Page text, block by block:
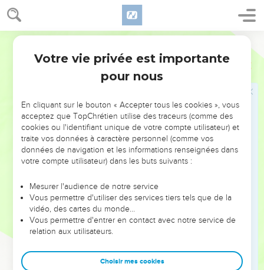
Esaïe 29
clair.
19 Les gens sans importance trouveront une joie de plus en
de joie à cause du Dieu saint d’Israël.
En effet, ce sera la fin des dictateurs, et les orgueilleux
disparaîtront. Ils seront supprimés, ceux qui cherchent à faire
du mal aux autres,
qui accusent quelqu’un faussement, qui tendent des
pièges aux juges, qui font condamner un innocent.
C’est pourquoi, voici la parole que le SEIGNEUR, lui qui a
le peuple de Jacob ne sera plus déçu, il ne sera plus couvert
de honte.
En effet, eux et leurs enfants verront ce que je ferai parmi
eux. Alors ils reconnaîtront qui je suis, moi, le Dieu saint de
Ceux qui jugeaient faussement commenceront à
Votre vie privée est importante
pour nous
En cliquant sur le bouton « Accepter tous les cookies », vous
acceptez que TopChrétien utilise des traceurs (comme des
cookies ou l'identifiant unique de votre compte utilisateur) et
traite vos données à caractère personnel (comme vos
données de navigation et les informations renseignées dans
votre compte utilisateur) dans les buts suivants :
Mesurer l'audience de notre service
Vous permettre d'utiliser des services tiers tels que de la
vidéo, des cartes du monde…
Vous permettre d'entrer en contact avec notre service de
relation aux utilisateurs.
Choisir mes cookies